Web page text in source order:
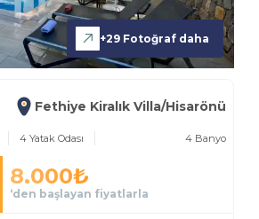
+29 Fotoğraf daha
Fethiye Kiralık Villa/Hisarönü
4 Yatak Odası 4 Banyo
8.000₺
‘den başlayan fiyatlarla